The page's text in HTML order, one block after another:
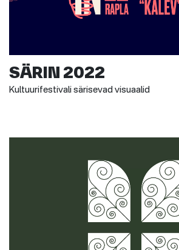
SÄRIN 2022
Kultuurifestivali särisevad visuaalid